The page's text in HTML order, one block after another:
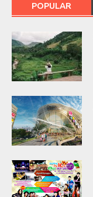
POPULAR